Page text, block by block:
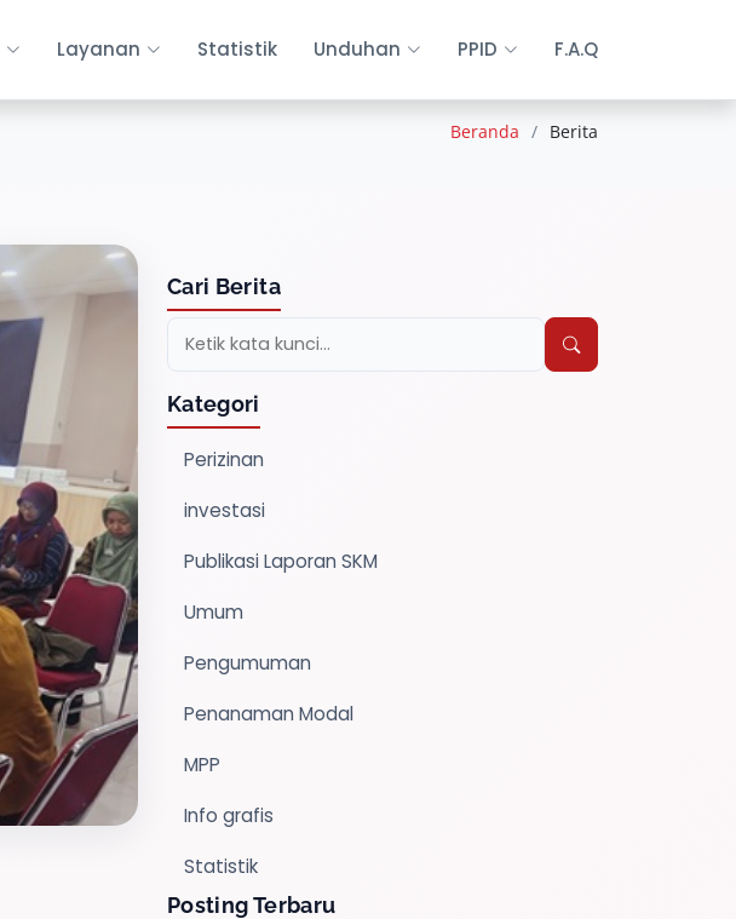
Beranda Berita
Layanan Statistik Unduhan PPID F.A.Q
Cari Berita
Kategori
Perizinan
investasi
Publikasi Laporan SKM
Umum
Pengumuman
Penanaman Modal
MPP
Info grafis
Statistik
Posting Terbaru